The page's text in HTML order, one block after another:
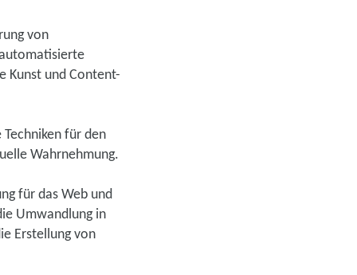
von
Kunst und Content-
für den
Wahrnehmung.
für das Web und
Umwandlung in
Erstellung von